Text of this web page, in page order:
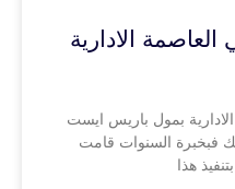
الادارية
بمول باريس ايست
فبخبرة السنوات قامت
هذا